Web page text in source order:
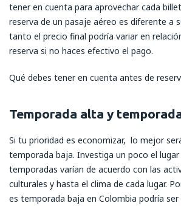
tener en cuenta para aprovechar cada
reserva de un pasaje aéreo es diferente a
tanto el precio final podría variar en
reserva si no haces efectivo el pago.
Qué debes tener en cuenta antes de
Temporada alta y
Si tu prioridad es economizar, lo mejor
temporada baja. Investiga un poco el
temporadas varían de acuerdo con las
culturales y hasta el clima de cada lugar.
es temporada baja en Colombia podría